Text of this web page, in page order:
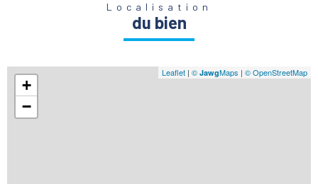
Localisation
du bien
+
−
Leaflet | © JawgMaps | © OpenStreetMap